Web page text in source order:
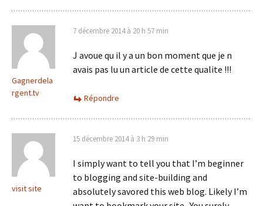
Gagnerdela
rgent.tv
7 décembre 2014 à 20 h 57 min
J avoue qu il y a un bon moment que je n
avais pas lu un article de cette qualite !!!
Répondre
visit site
15 décembre 2014 à 3 h 29 min
I simply want to tell you that I’m beginner
to blogging and site-building and
absolutely savored this web blog. Likely I’m